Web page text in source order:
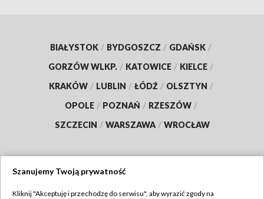
BIAŁYSTOK / BYDGOSZCZ / GDAŃSK /
GORZÓW WLKP. / KATOWICE / KIELCE /
KRAKÓW / LUBLIN / ŁÓDŹ / OLSZTYN /
OPOLE / POZNAŃ / RZESZÓW /
SZCZECIN / WARSZAWA / WROCŁAW
Szanujemy Twoją prywatność
Kliknij "Akceptuję i przechodzę do serwisu", aby wyrazić zgody na